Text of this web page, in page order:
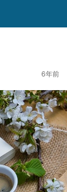
6年前